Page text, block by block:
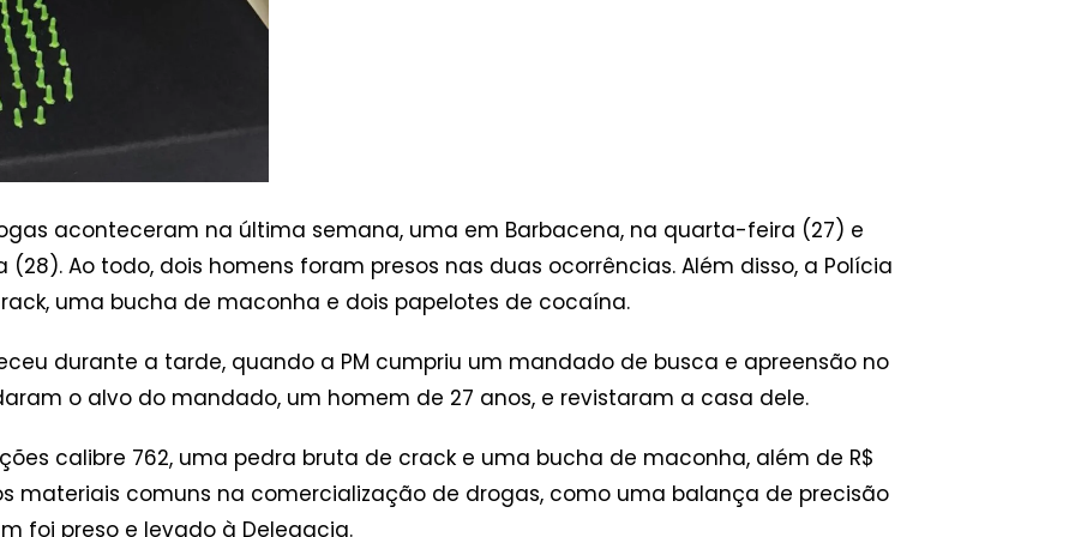
aconteceram na última semana, uma em Barbacena, na quarta-feira (27) e
Ao todo, dois homens foram presos nas duas ocorrências. Além disso, a Polícia
uma bucha de maconha e dois papelotes de cocaína.
durante a tarde, quando a PM cumpriu um mandado de busca e apreensão no
o alvo do mandado, um homem de 27 anos, e revistaram a casa dele.
calibre 762, uma pedra bruta de crack e uma bucha de maconha, além de R$
materiais comuns na comercialização de drogas, como uma balança de precisão
foi preso e levado à Delegacia.